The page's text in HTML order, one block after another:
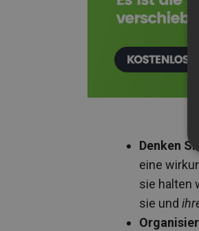
Denken
eine
sie halten
sie und